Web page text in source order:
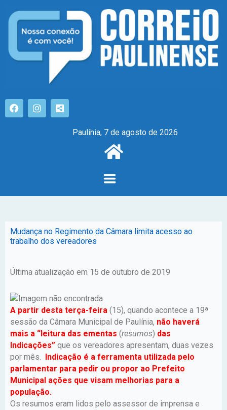
Paulínia, 7 de agosto de 2026
Mudança no Regimento da Câmara limita acesso ao
trabalho dos vereadores
Última atualização em 15 de outubro de 2019
A partir desta terça-feira (15), quando acontece a 19ª
sessão da Câmara Municipal de Paulínia, não haverá
mais a “leitura das ementas (resumos) das
Indicações” que os vereadores apresentam, duas vezes
por mês. Indicação é a ferramenta utilizada pelo
parlamentar para pedir ou propor ao Prefeito
Municipal ações que visam melhorias para a
população.
Os resumos eram lidos pelo assessor de imprensa e